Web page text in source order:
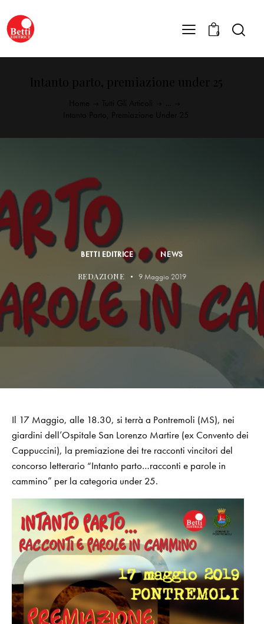
0
BETTI EDITRICE NEWS
REDAZIONE 9 Maggio 2019
Il 17 Maggio, alle 18.30, si terrà a Pontremoli (MS), nei
giardini dell’Ospitale San Lorenzo Martire (ex Convento dei
Cappuccini), la premiazione dei tre racconti vincitori del
concorso letterario “Intanto parto…racconti e parole in
cammino” per la categoria under 25.